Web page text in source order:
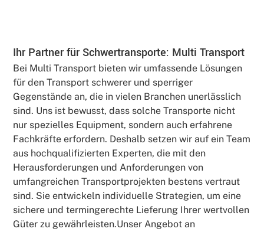
Ihr Partner für Schwertransporte: Multi Transport
Bei Multi Transport bieten wir umfassende Lösungen
für den Transport schwerer und sperriger
Gegenstände an, die in vielen Branchen unerlässlich
sind. Uns ist bewusst, dass solche Transporte nicht
nur spezielles Equipment, sondern auch erfahrene
Fachkräfte erfordern. Deshalb setzen wir auf ein Team
aus hochqualifizierten Experten, die mit den
Herausforderungen und Anforderungen von
umfangreichen Transportprojekten bestens vertraut
sind. Sie entwickeln individuelle Strategien, um eine
sichere und termingerechte Lieferung Ihrer wertvollen
Güter zu gewährleisten.Unser Angebot an